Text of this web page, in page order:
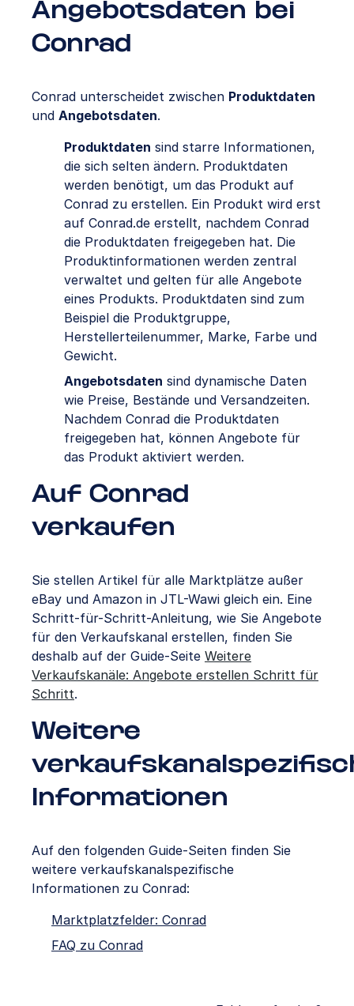
Angebotsdaten bei
Conrad
Conrad unterscheidet zwischen Produktdaten
und Angebotsdaten.
Produktdaten sind starre Informationen,
die sich selten ändern. Produktdaten
werden benötigt, um das Produkt auf
Conrad zu erstellen. Ein Produkt wird erst
auf Conrad.de erstellt, nachdem Conrad
die Produktdaten freigegeben hat. Die
Produktinformationen werden zentral
verwaltet und gelten für alle Angebote
eines Produkts. Produktdaten sind zum
Beispiel die Produktgruppe,
Herstellerteilenummer, Marke, Farbe und
Gewicht.
Angebotsdaten sind dynamische Daten
wie Preise, Bestände und Versandzeiten.
Nachdem Conrad die Produktdaten
freigegeben hat, können Angebote für
das Produkt aktiviert werden.
Auf Conrad
verkaufen
Sie stellen Artikel für alle Marktplätze außer
eBay und Amazon in JTL-Wawi gleich ein. Eine
Schritt-für-Schritt-Anleitung, wie Sie Angebote
für den Verkaufskanal erstellen, finden Sie
deshalb auf der Guide-Seite Weitere
Verkaufskanäle: Angebote erstellen Schritt für
Schritt.
Weitere
Informationen
Auf den folgenden Guide-Seiten finden Sie
weitere verkaufskanalspezifische
Informationen zu Conrad:
Marktplatzfelder: Conrad
FAQ zu Conrad